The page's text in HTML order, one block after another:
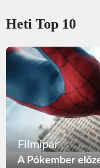
Heti Top 10
Filmipar
A Pókember